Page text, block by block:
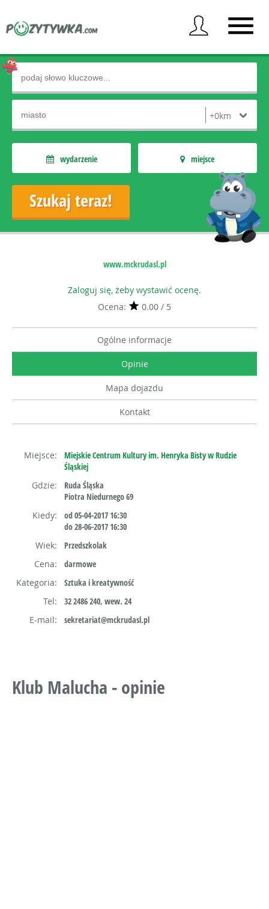
wydarzenie miejsce
www.mckrudasl.pl
Zaloguj się, żeby wystawić ocenę.
Ocena:
0.00 / 5
Ogólne informacje
Opinie
Mapa dojazdu
Kontakt
Miejsce:
Miejskie Centrum Kultury im. Henryka Bisty w Rudzie
Śląskiej
Gdzie:
Ruda Śląska
Piotra Niedurnego 69
Kiedy:
od 05-04-2017 16:30
do 28-06-2017 16:30
Wiek:
Przedszkolak
Cena:
darmowe
Kategoria:
Sztuka i kreatywność
Tel:
32 2486 240, wew. 24
E-mail:
sekretariat@mckrudasl.pl
Klub Malucha - opinie